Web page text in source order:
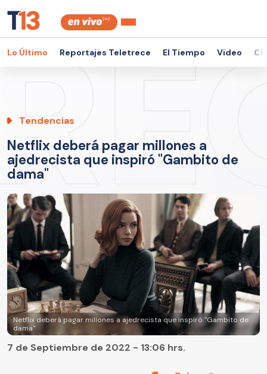
Lo Último Reportajes Teletrece El Tiempo Video
Tendencias
Netflix deberá pagar millones a
ajedrecista que inspiró "Gambito de
dama"
Netflix deberá pagar millones a ajedrecista que inspiró "Gambito de
dama"
7 de Septiembre de 2022 - 13:06 hrs.